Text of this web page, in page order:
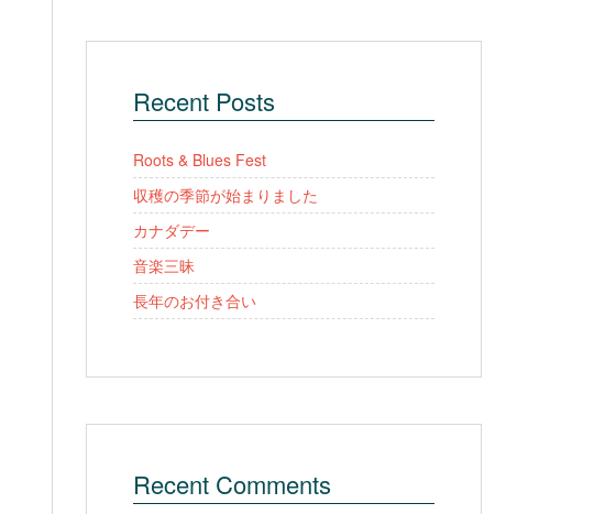
Recent Posts
Roots & Blues Fest
収穫の季節が始まりました
カナダデー
音楽三昧
長年のお付き合い
Recent Comments